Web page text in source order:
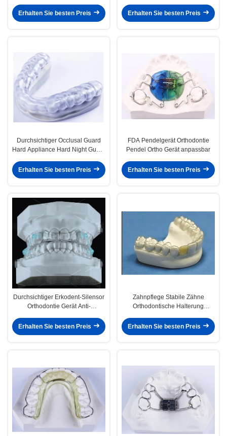
Erhalten Sie besten Preis
Erhalten Sie besten Preis
Durchsichtiger Occlusal Guard
Hard Appliance Hard Night Guard
Erhalten Sie besten Preis
FDA Pendelgerät Orthodontie
Pendel Ortho Gerät anpassbar
Erhalten Sie besten Preis
Durchsichtiger Erkodent-Silensor
Orthodontie Gerät Anti-
Erhalten Sie besten Preis
Zahnpflege Stabile Zähne
Orthodontische Halterung
Erhalten Sie besten Preis